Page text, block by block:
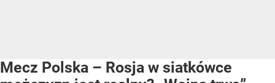
Mecz Polska – Rosja w siatkówce